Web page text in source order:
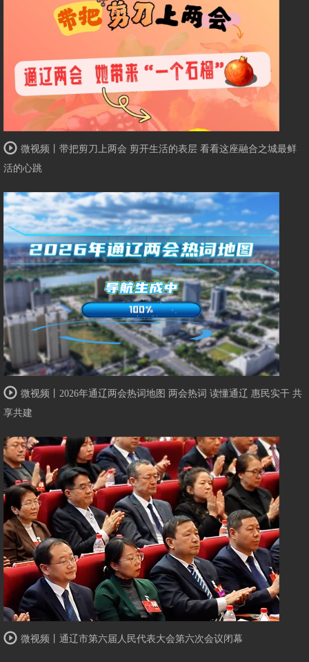
微视频丨带把剪刀上两会 剪开生活的表层 看看这座融合之城最鲜
活的心跳
微视频丨2026年通辽两会热词地图 两会热词 读懂通辽 惠民实干 共
享共建
微视频丨通辽市第六届人民代表大会第六次会议闭幕